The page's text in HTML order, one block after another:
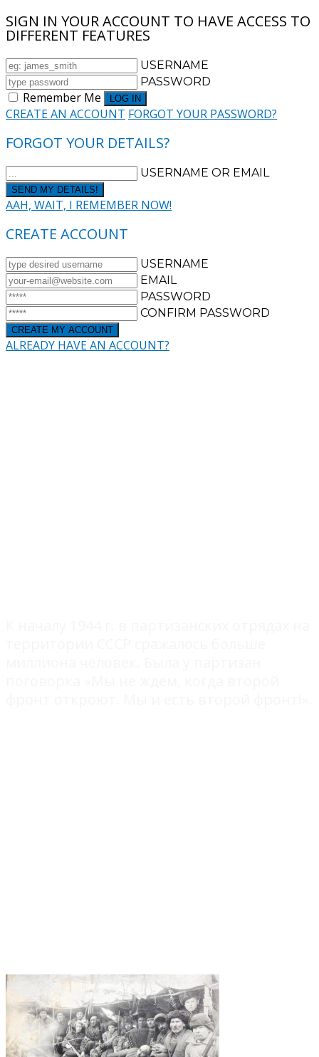
SIGN IN YOUR ACCOUNT TO HAVE ACCESS TO
DIFFERENT FEATURES
USERNAME
PASSWORD
Remember Me
CREATE AN ACCOUNT FORGOT YOUR PASSWORD?
FORGOT YOUR DETAILS?
USERNAME OR EMAIL
AAH, WAIT, I REMEMBER NOW!
CREATE ACCOUNT
USERNAME
EMAIL
PASSWORD
CONFIRM PASSWORD
ALREADY HAVE AN ACCOUNT?